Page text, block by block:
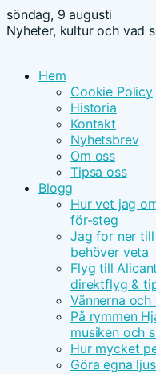
söndag, 9 augusti
Nyheter, kultur och vad
Hem
Cookie Policy
Historia
Kontakt
Nyhetsbrev
Om oss
Tipsa oss
Blogg
Hur vet jag
för-steg
Jag for ner till
behöver veta
Flyg till
direktflyg &
Vännerna
På rymmen
musiken och
Hur mycket
Göra egna